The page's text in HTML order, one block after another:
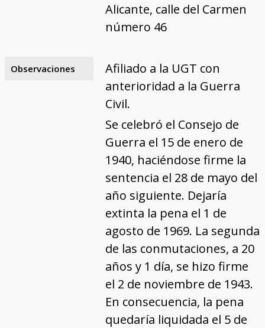
Alicante, calle del Carmen
número 46
Observaciones
Afiliado a la UGT con
anterioridad a la Guerra
Civil.
Se celebró el Consejo de
Guerra el 15 de enero de
1940, haciéndose firme la
sentencia el 28 de mayo del
año siguiente. Dejaría
extinta la pena el 1 de
agosto de 1969. La segunda
de las conmutaciones, a 20
años y 1 día, se hizo firme
el 2 de noviembre de 1943.
En consecuencia, la pena
quedaría liquidada el 5 de